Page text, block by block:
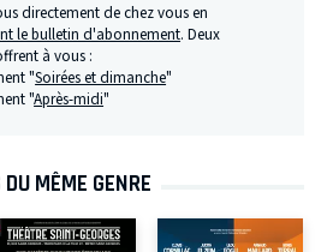
directement de chez vous en
le bulletin d'abonnement. Deux
à vous :
"Soirées et dimanche"
"Après-midi"
MÊME GENRE